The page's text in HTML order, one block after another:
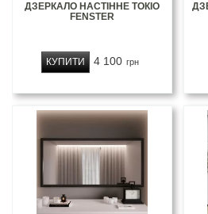
ДЗЕРКАЛО НАСТІННЕ ТОКІО
FENSTER
4 100 грн
КУПИТИ